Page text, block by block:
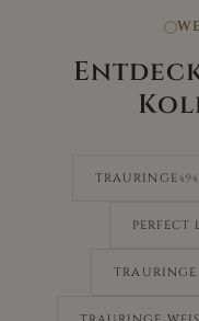
TRAURINGE494
PERFECT
TRAURINGE